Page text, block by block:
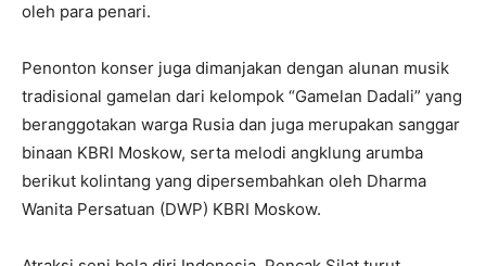
oleh para penari.
Penonton konser juga dimanjakan dengan alunan musik
tradisional gamelan dari kelompok “Gamelan Dadali” yang
beranggotakan warga Rusia dan juga merupakan sanggar
binaan KBRI Moskow, serta melodi angklung arumba
berikut kolintang yang dipersembahkan oleh Dharma
Wanita Persatuan (DWP) KBRI Moskow.